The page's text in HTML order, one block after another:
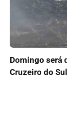
Domingo será
Cruzeiro do Sul